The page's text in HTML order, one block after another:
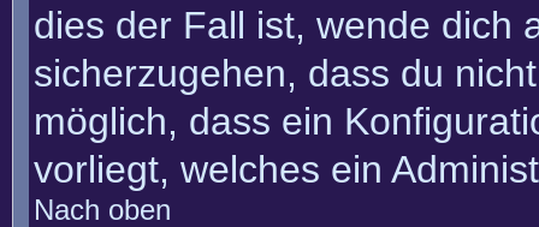
dies der Fall ist, wende dich
sicherzugehen, dass du
möglich, dass ein
vorliegt, welches ein
Nach oben